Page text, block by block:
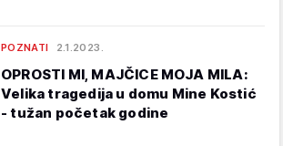
POZNATI 2.1.2023.
OPROSTI MI, MAJČICE MOJA MILA:
Velika tragedija u domu Mine Kostić
- tužan početak godine